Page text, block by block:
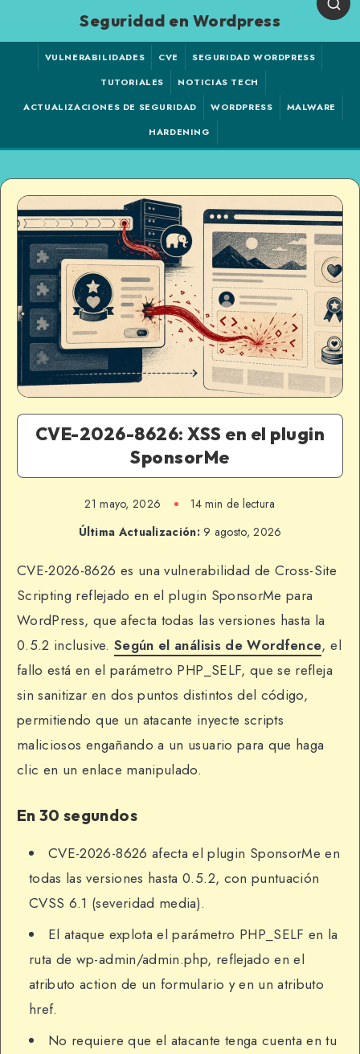
Seguridad en Wordpress
VULNERABILIDADES CVE
SEGURIDAD WORDPRESS
TUTORIALES
NOTICIAS TECH
ACTUALIZACIONES DE SEGURIDAD
WORDPRESS
MALWARE
HARDENING
CVE-2026-8626: XSS en el plugin
SponsorMe
21 mayo, 2026
14 min de lectura
Última Actualización:9 agosto, 2026
CVE-2026-8626 es una vulnerabilidad de Cross-Site
Scripting reflejado en el plugin SponsorMe para
WordPress, que afecta todas las versiones hasta la
0.5.2 inclusive. Según el análisis deWordfence, el
fallo está en el parámetro PHP_SELF, que se refleja
sin sanitizar en dos puntos distintos del código,
permitiendo que un atacante inyecte scripts
maliciosos engañando a un usuario para que haga
clic en un enlace manipulado.
En 30 segundos
CVE-2026-8626 afecta el plugin SponsorMe en
todas las versiones hasta 0.5.2, con puntuación
CVSS 6.1 (severidad media).
El ataque explota el parámetro PHP_SELF en la
ruta de wp-admin/admin.php, reflejado en el
atributo action de un formulario y en un atributo
href.
No requiere que el atacante tenga cuenta en tu